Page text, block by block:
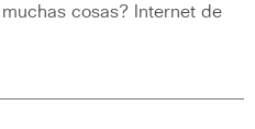
cosas? Internet de